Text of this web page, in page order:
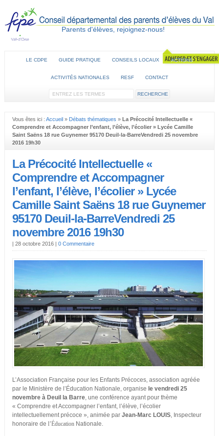
Parents d'élèves, rejoignez-nous!
LE CDPE GUIDE PRATIQUE CONSEILS LOCAUX ACTIONS
ACTIVITÉS NATIONALES RESF CONTACT
Vous êtes ici : Accueil» Débats thématiques » La Précocité Intellectuelle «
Comprendre et Accompagner l’enfant, l’élève, l’écolier » Lycée Camille
Saint Saëns 18 rue Guynemer 95170 Deuil-la-BarreVendredi 25 novembre
2016 19h30
La Précocité Intellectuelle «
Comprendre et Accompagner
l’enfant, l’élève, l’écolier » Lycée
Camille Saint Saëns 18 rue Guynemer
95170 Deuil-la-BarreVendredi 25
novembre 2016 19h30
| 28 octobre 2016 | 0 Commentaire
L’Association Française pour les Enfants Précoces, association agréée
par le Ministère de l’Éducation Nationale, organise le vendredi 25
novembre à Deuil la Barre, une conférence ayant pour thème
« Comprendre et Accompagner l’enfant, l’élève, l’écolier
intellectuellement précoce », animée par Jean-Marc LOUIS, Inspecteur
honoraire de l’ÉducationNationale.